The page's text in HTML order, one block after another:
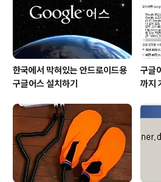
한국에서 막혀있는 안드로이드용
구글어스 설치하기
구글
까지